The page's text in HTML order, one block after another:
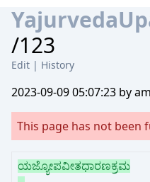
/123
Edit | History
2023-09-09 05:07:23 by
This page has not been
ಯಜ್ಯೋಪವೀತಧಾರಣಕ್ರಮ